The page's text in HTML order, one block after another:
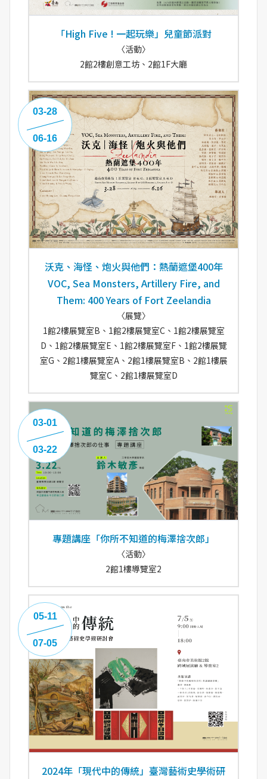
「High Five ! 一起玩樂」兒童節派對
〈活動〉
2館2樓創意工坊、2館1F大廳
沃克、海怪、炮火與他們：熱蘭遮堡400年
VOC, Sea Monsters, Artillery Fire, and
Them: 400 Years of Fort Zeelandia
〈展覽〉
1館2樓展覽室B、1館2樓展覽室C、1館2樓展覽室
D、1館2樓展覽室E、1館2樓展覽室F、1館2樓展覽
室G、2館1樓展覽室A、2館1樓展覽室B、2館1樓展
覽室C、2館1樓展覽室D
03-28
06-16
專題講座「你所不知道的梅澤捨次郎」
〈活動〉
2館1樓導覽室2
03-01
03-22
2024年「現代中的傳統」臺灣藝術史學術研
05-11
07-05